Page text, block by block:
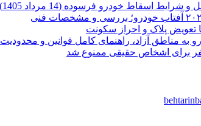
اسقاط خودرو فرسوده (14 مرداد 1405)
تعویض پلاک و احراز سکونت
به مناطق آزاد، راهنمای کامل قوانین و محدودیت
برای اشخاص حقیقی ممنوع شد